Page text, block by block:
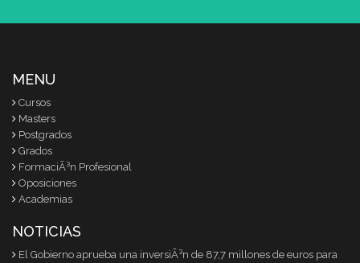
MENU
Cursos
Masters
Postgrados
Grados
FormaciÃ³n Profesional
Oposiciones
Academias
NOTICIAS
El Gobierno aprueba una inversiÃ³n de 87,7 millones de euros para